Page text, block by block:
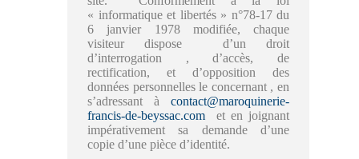
« informatique et libertés » n°78-17 du
6 janvier 1978 modifiée, chaque
visiteur dispose d’un droit
d’interrogation , d’accès, de
rectification, et d’opposition des
données personnelles le concernant , en
s’adressant à contact@maroquinerie-
francis-de-beyssac.com et en joignant
impérativement sa demande d’une
copie d’une pièce d’identité.